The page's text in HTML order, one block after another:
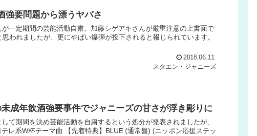
要問題から漂うヤバさ
一定期間の芸能活動自粛、加藤シゲアキさんが厳重注意の上書面で
われましたが、更にやばい爆弾が投下されると報じられています。
2018.06.11
スタエン・ジャニーズ
成年飲酒強要事件でジャニーズの甘さが浮き彫りに
て期間を決め芸能活動を自粛するという処分が発表されましたが、
レ系W杯テーマ曲 【先着特典】BLUE (通常盤) (ニッポン応援ステッ